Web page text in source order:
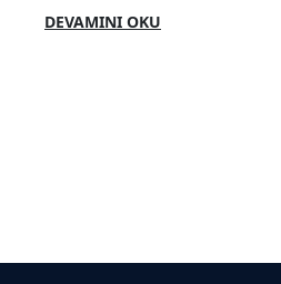
DEVAMINI OKU